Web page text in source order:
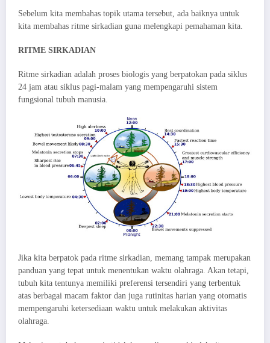
Sebelum kita membahas topik utama tersebut, ada baiknya untuk
kita membahas ritme sirkadian guna melengkapi pemahaman kita.
RITME SIRKADIAN
Ritme sirkadian adalah proses biologis yang berpatokan pada siklus
24 jam atau siklus pagi-malam yang mempengaruhi sistem
fungsional tubuh manusia.
Jika kita berpatok pada ritme sirkadian, memang tampak merupakan
panduan yang tepat untuk menentukan waktu olahraga. Akan tetapi,
tubuh kita tentunya memiliki preferensi tersendiri yang terbentuk
atas berbagai macam faktor dan juga rutinitas harian yang otomatis
mempengaruhi ketersediaan waktu untuk melakukan aktivitas
olahraga.